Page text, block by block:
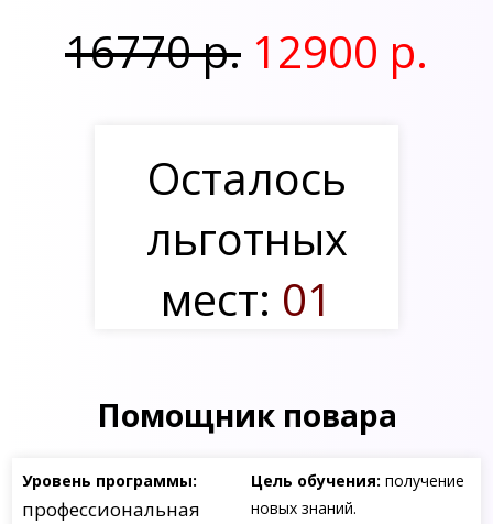
16770 р. 12900 р.
Осталось
льготных
мест: 01
Помощник повара
Уровень программы:
профессиональная
Цель обучения: получение
новых знаний.